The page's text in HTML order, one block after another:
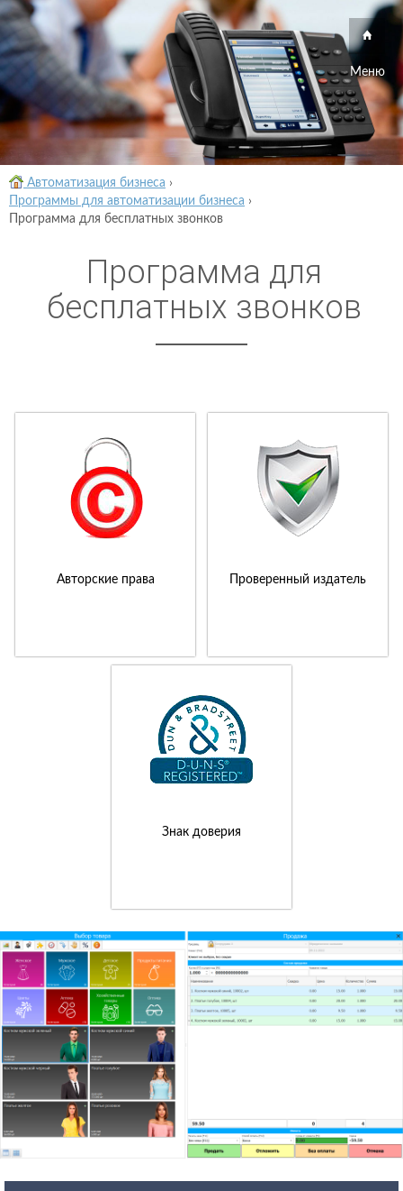
Меню
Автоматизация бизнеса ›
Программы для автоматизации бизнеса ›
Программа для бесплатных звонков
Программа для
бесплатных звонков
Авторские права Проверенный издатель
Знак доверия